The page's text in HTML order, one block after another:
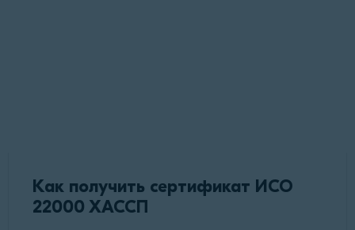
Как получить сертификат ИСО
22000 ХАССП